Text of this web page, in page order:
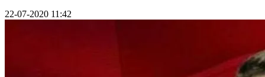
22-07-2020 11:42